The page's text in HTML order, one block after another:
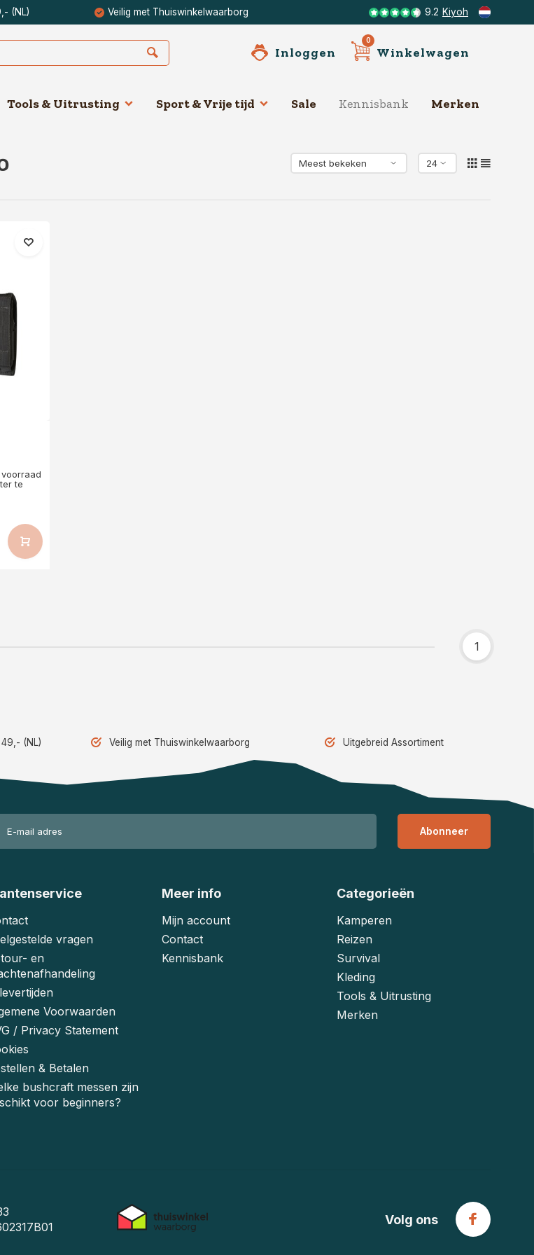
(NL) Veilig met Thuiswinkelwaarborg 9.2 Kiyoh
Inloggen
0
Winkelwagen
Tools & Uitrusting Sport & Vrije tijd Sale Kennisbank Merken
te
1
(NL) Veilig met Thuiswinkelwaarborg Uitgebreid Assortiment
Abonneer
vragen
en
Voorwaarden
/ Privacy Statement
& Betalen
bushcraft messen zijn
voor beginners?
Meer info
Mijn account
Contact
Kennisbank
Categorieën
Kamperen
Reizen
Survival
Kleding
Tools & Uitrusting
Merken
Volg ons